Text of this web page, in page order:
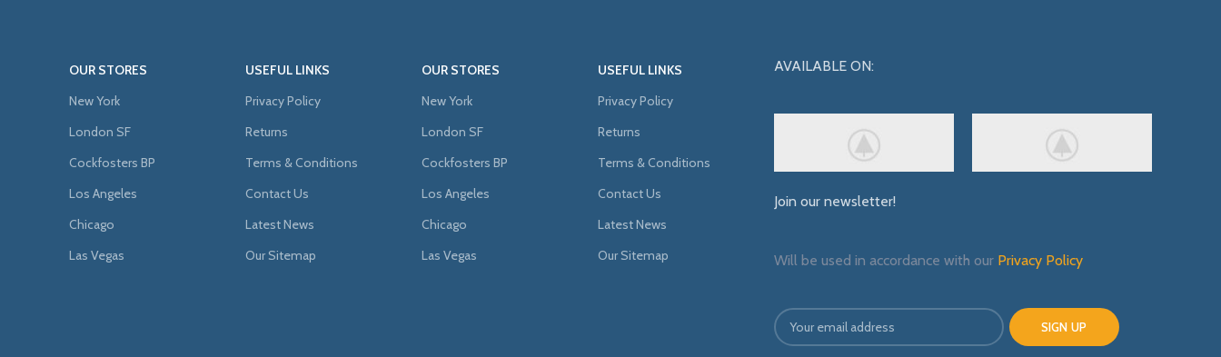
OUR STORES
New York
London SF
Cockfosters BP
Los Angeles
Chicago
Las Vegas
USEFUL LINKS
Privacy Policy
Returns
Terms & Conditions
Contact Us
Latest News
Our Sitemap
OUR STORES
New York
London SF
Cockfosters BP
Los Angeles
Chicago
Las Vegas
USEFUL LINKS
Privacy Policy
Returns
Terms & Conditions
Contact Us
Latest News
Our Sitemap
AVAILABLE ON:
Join our newsletter!
Will be used in accordance with our Privacy Policy